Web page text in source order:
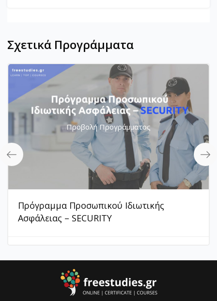
Σχετικά Προγράμματα
Προβολή Προγράμματος
Πρόγραμμα Προσωπικού Ιδιωτικής
Ασφάλειας – SECURITY